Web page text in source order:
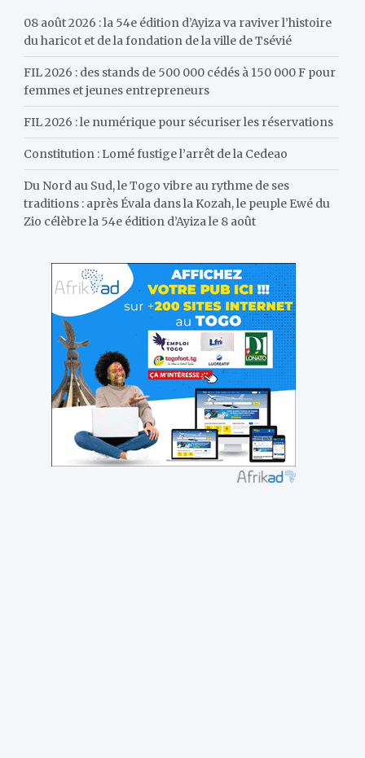
08 août 2026 : la 54e édition d’Ayiza va raviver l’histoire
du haricot et de la fondation de la ville de Tsévié
FIL 2026 : des stands de 500 000 cédés à 150 000 F pour
femmes et jeunes entrepreneurs
FIL 2026 : le numérique pour sécuriser les réservations
Constitution : Lomé fustige l’arrêt de la Cedeao
Du Nord au Sud, le Togo vibre au rythme de ses
traditions : après Évala dans la Kozah, le peuple Ewé du
Zio célèbre la 54e édition d’Ayiza le 8 août